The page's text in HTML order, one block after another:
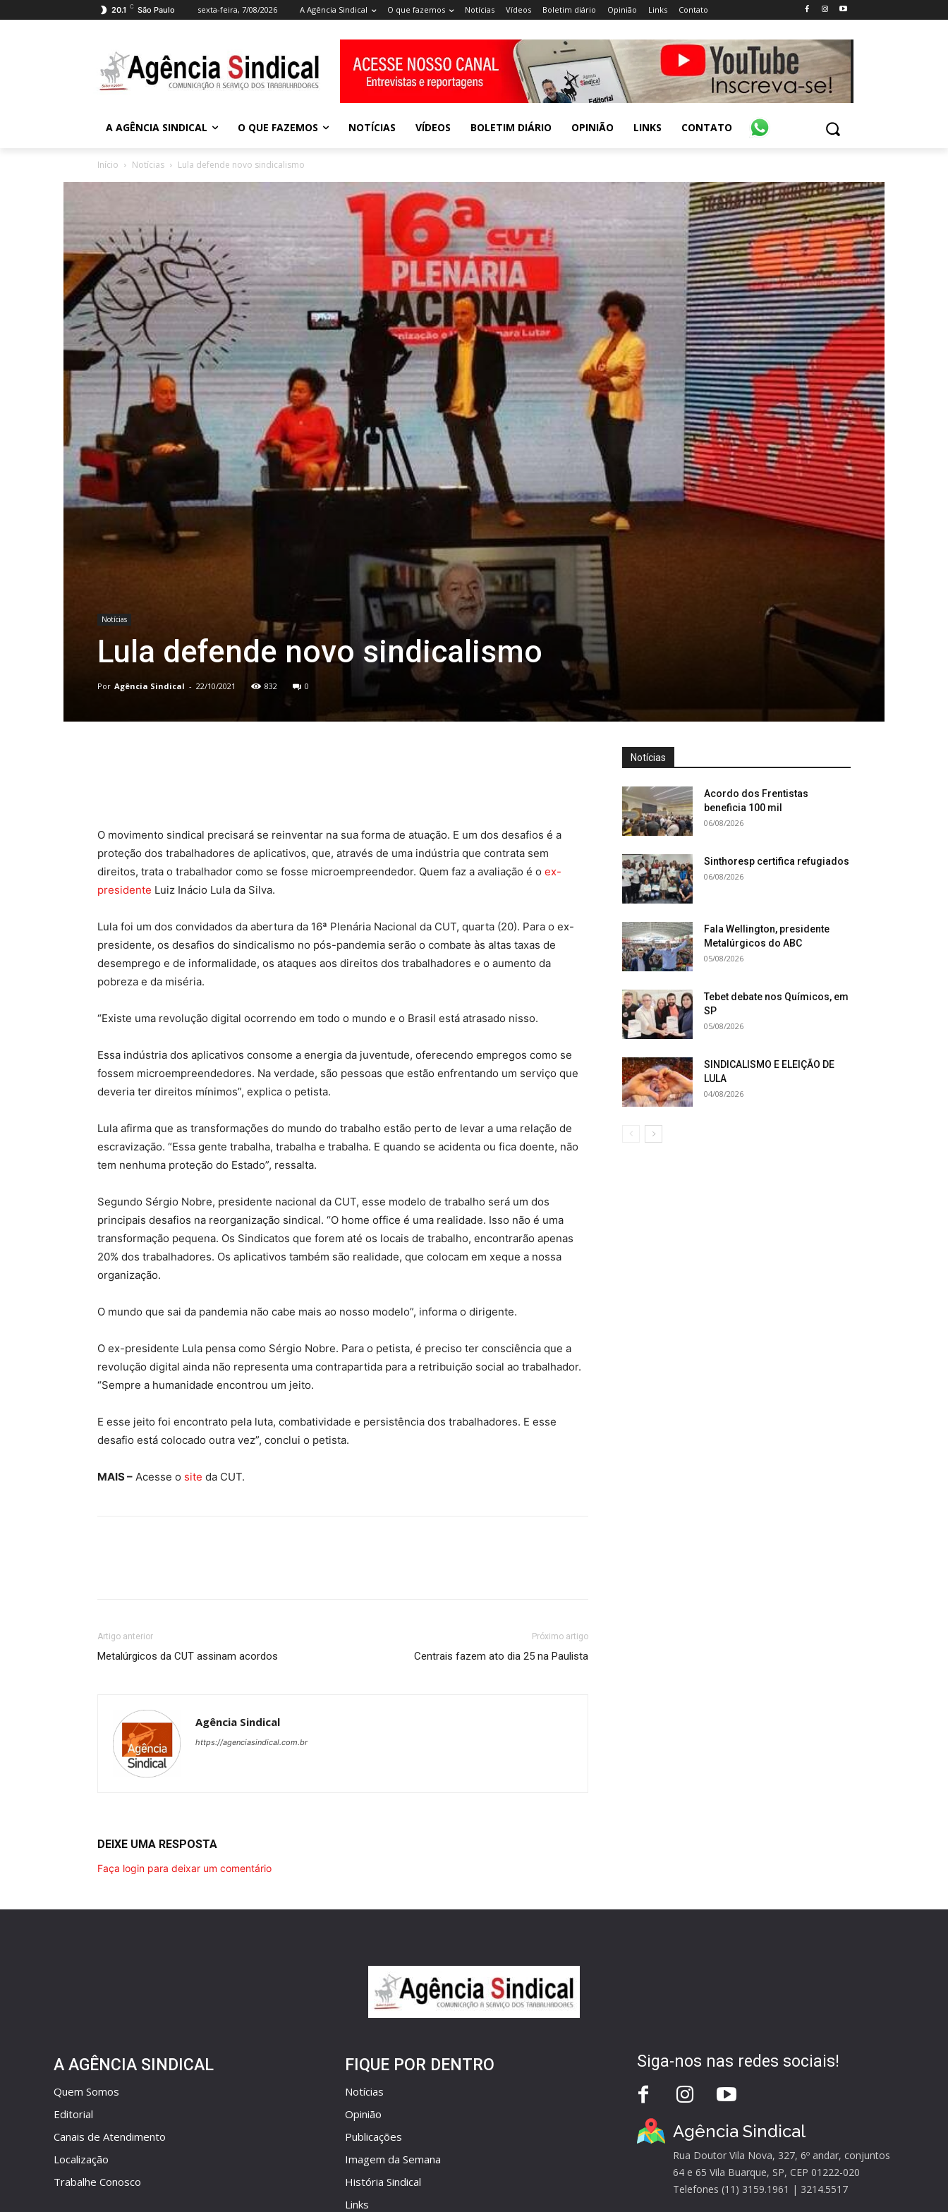
20.1 C São Paulo sexta-feira, 7/08/2026 A Agência Sindical O que fazemos Notícias Vídeos Boletim diário Opinião Links Contato
A AGÊNCIA SINDICAL O QUE FAZEMOS NOTÍCIAS VÍDEOS BOLETIM DIÁRIO OPINIÃO LINKS CONTATO
Início Notícias Lula defende novo sindicalismo
Notícias
Lula defende novo sindicalismo
Por Agência Sindical - 22/10/2021 832 0
O movimento sindical precisará se reinventar na sua forma de atuação. E um dos desafios é a
proteção dos trabalhadores de aplicativos, que, através de uma indústria que contrata sem
direitos, trata o trabalhador como se fosse microempreendedor. Quem faz a avaliação é o ex-
presidente Luiz Inácio Lula da Silva.
Lula foi um dos convidados da abertura da 16ª Plenária Nacional da CUT, quarta (20). Para o ex-
presidente, os desafios do sindicalismo no pós-pandemia serão o combate às altas taxas de
desemprego e de informalidade, os ataques aos direitos dos trabalhadores e o aumento da
pobreza e da miséria.
“Existe uma revolução digital ocorrendo em todo o mundo e o Brasil está atrasado nisso.
Essa indústria dos aplicativos consome a energia da juventude, oferecendo empregos como se
fossem microempreendedores. Na verdade, são pessoas que estão enfrentando um serviço que
deveria ter direitos mínimos”, explica o petista.
Lula afirma que as transformações do mundo do trabalho estão perto de levar a uma relação de
escravização. “Essa gente trabalha, trabalha e trabalha. E quando se acidenta ou fica doente, não
tem nenhuma proteção do Estado”, ressalta.
Segundo Sérgio Nobre, presidente nacional da CUT, esse modelo de trabalho será um dos
principais desafios na reorganização sindical. “O home office é uma realidade. Isso não é uma
transformação pequena. Os Sindicatos que forem até os locais de trabalho, encontrarão apenas
20% dos trabalhadores. Os aplicativos também são realidade, que colocam em xeque a nossa
organização.
O mundo que sai da pandemia não cabe mais ao nosso modelo”, informa o dirigente.
O ex-presidente Lula pensa como Sérgio Nobre. Para o petista, é preciso ter consciência que a
revolução digital ainda não representa uma contrapartida para a retribuição social ao trabalhador.
“Sempre a humanidade encontrou um jeito.
E esse jeito foi encontrato pela luta, combatividade e persistência dos trabalhadores. E esse
desafio está colocado outra vez”, conclui o petista.
MAIS – Acesse o site da CUT.
Artigo anterior
Metalúrgicos da CUT assinam acordos
Próximo artigo
Centrais fazem ato dia 25 na Paulista
Agência Sindical
https://agenciasindical.com.br
DEIXE UMA RESPOSTA
Faça login para deixar um comentário
Notícias
Acordo dos Frentistas
beneficia 100 mil
06/08/2026
Sinthoresp certifica refugiados
06/08/2026
Fala Wellington, presidente
Metalúrgicos do ABC
05/08/2026
Tebet debate nos Químicos, em
SP
05/08/2026
SINDICALISMO E ELEIÇÃO DE
LULA
04/08/2026
A AGÊNCIA SINDICAL
Quem Somos
Editorial
Canais de Atendimento
Localização
Trabalhe Conosco
FIQUE POR DENTRO
Notícias
Opinião
Publicações
Imagem da Semana
História Sindical
Links
Siga-nos nas redes sociais!
Agência Sindical
Rua Doutor Vila Nova, 327, 6º andar, conjuntos
64 e 65 Vila Buarque, SP, CEP 01222-020
Telefones (11) 3159.1961 | 3214.5517